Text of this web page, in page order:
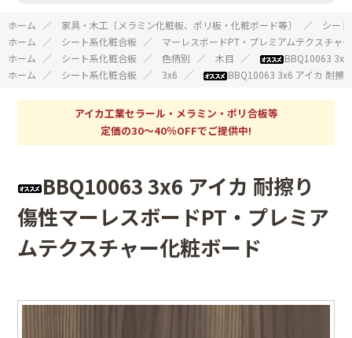
ホーム 家具・木工〔メラミン化粧板、ポリ板・化粧ボード等〕
シー
ホーム
シート系化粧合板
マーレスボードPT・プレミアムテクスチャ
ホーム
シート系化粧合板 色柄別 木目
BBQ10063
ホーム
シート系化粧合板 3x6 BBQ10063 3x6 アイカ 耐擦
アイカ工業セラール・メラミン・ポリ合板等
定価の30～40％OFFでご提供中!
BBQ10063 3x6 アイカ 耐擦り
傷性マーレスボードPT・プレミア
ムテクスチャー化粧ボード